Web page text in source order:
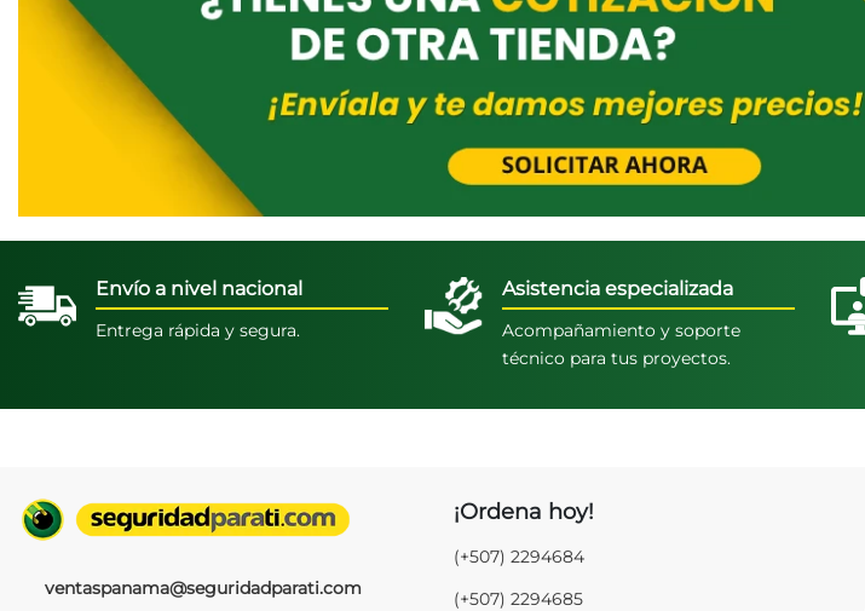
Envío a nivel nacional
Entrega rápida y segura.
Asistencia especializada
Acompañamiento y soporte
técnico para tus proyectos.
ventaspanama@seguridadparati.com
¡Ordena hoy!
(+507) 2294684
(+507) 2294685